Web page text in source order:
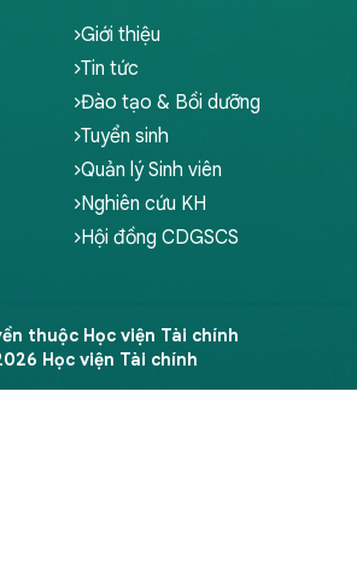
định hướng ACCA)
tin
tài chính kế toán
tế
(Theo định hướng ICAEW CFAB)
Giới thiệu
Tin tức
Đào tạo & Bồi dưỡng
Tuyển sinh
Quản lý Sinh viên
Nghiên cứu KH
Hội đồng CDGSCS
thuộc Học viện Tài chính
Học viện Tài chính